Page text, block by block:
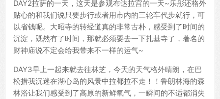
DAY2拉萨的一天，这天是参观布达拉宫的一天~乐彤还格外
贴心的和我们说只要步行或者用市内的三轮车代步就行，可
以省钱呢。大昭寺的转经道真的非常古朴，感受到了时间的
沉淀，既然有了时间，那就必须要去一下扎基寺了，著名的
财神庙说不定会给我带来不一样的运气~
DAY3早上一起来就去往林芝，今天的天气格外晴朗，在巴
松措我沉迷在湖心岛的风景中拉都拉不走！！鲁朗林海的森
林浴让我们感受到了高原的新鲜氧气，一瞬间的不适都消失